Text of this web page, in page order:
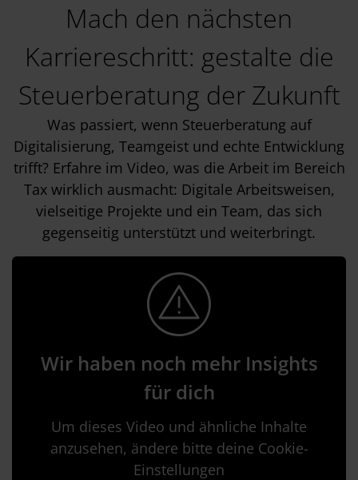
Mach den nächsten
Karriereschritt: gestalte die
Steuerberatung der Zukunft
Was passiert, wenn Steuerberatung auf
Digitalisierung, Teamgeist und echte Entwicklung
trifft? Erfahre im Video, was die Arbeit im Bereich
Tax wirklich ausmacht: Digitale Arbeitsweisen,
vielseitige Projekte und ein Team, das sich
gegenseitig unterstützt und weiterbringt.
Wir haben noch mehr Insights
für dich
Um dieses Video und ähnliche Inhalte
anzusehen, ändere bitte deine Cookie-
Einstellungen